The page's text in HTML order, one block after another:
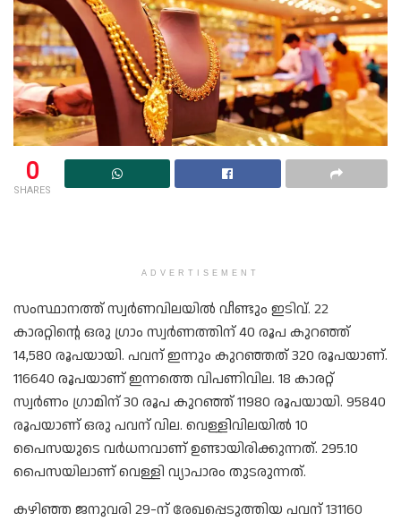
0
SHARES
ADVERTISEMENT
സംസ്ഥാനത്ത് സ്വർണവിലയിൽ വീണ്ടും ഇടിവ്. 22
കാരറ്റിന്റെ ഒരു ഗ്രാം സ്വർണത്തിന് 40 രൂപ കുറഞ്ഞ്
14,580 രൂപയായി. പവന് ഇന്നും കുറഞ്ഞത് 320 രൂപയാണ്.
116640 രൂപയാണ് ഇന്നത്തെ വിപണിവില. 18 കാരറ്റ്
സ്വർണം ഗ്രാമിന് 30 രൂപ കുറഞ്ഞ് 11980 രൂപയായി. 95840
രൂപയാണ് ഒരു പവന് വില. വെള്ളിവിലയിൽ 10
പൈസയുടെ വർധനവാണ് ഉണ്ടായിരിക്കുന്നത്. 295.10
പൈസയിലാണ് വെള്ളി വ്യാപാരം തുടരുന്നത്.
കഴിഞ്ഞ ജനുവരി 29-ന് രേഖപ്പെടുത്തിയ പവന് 131160